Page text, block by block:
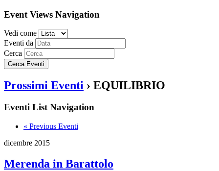
Event Views Navigation
Vedi come
Eventi da
Cerca
Prossimi Eventi › EQUILIBRIO
Eventi List Navigation
« Previous Eventi
dicembre 2015
Merenda in Barattolo